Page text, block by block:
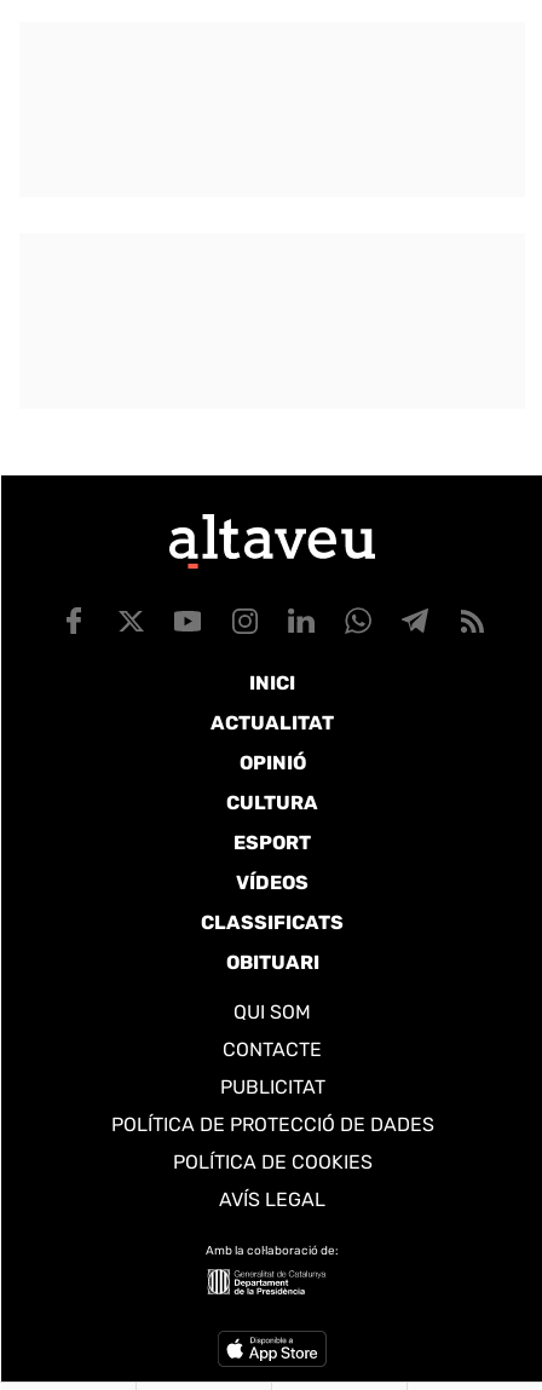
INICI
ACTUALITAT
OPINIÓ
CULTURA
ESPORT
VÍDEOS
CLASSIFICATS
OBITUARI
QUI SOM
CONTACTE
PUBLICITAT
POLÍTICA DE PROTECCIÓ DE DADES
POLÍTICA DE COOKIES
AVÍS LEGAL
Amb la col·laboració de: